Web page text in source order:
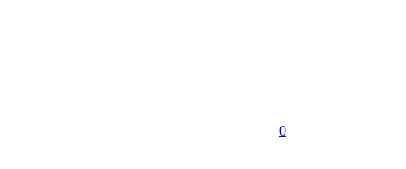
0